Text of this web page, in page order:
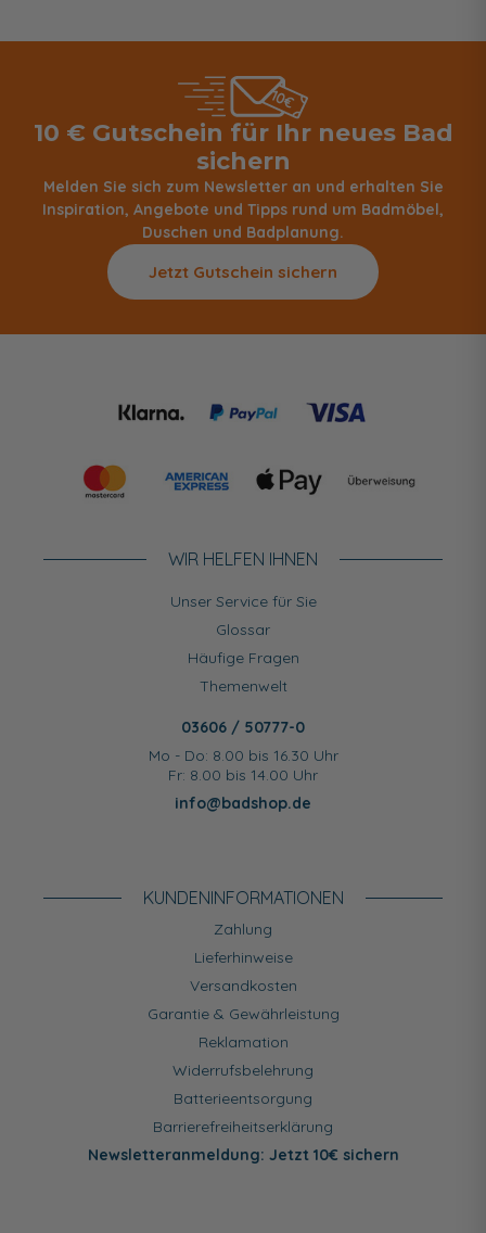
10 € Gutschein für Ihr neues Bad
sichern
Melden Sie sich zum Newsletter an und erhalten Sie
Inspiration, Angebote und Tipps rund um Badmöbel,
Duschen und Badplanung.
Jetzt Gutschein sichern
WIR HELFEN IHNEN
Unser Service für Sie
Glossar
Häufige Fragen
Themenwelt
03606 / 50777-0
Mo - Do: 8.00 bis 16.30 Uhr
Fr: 8.00 bis 14.00 Uhr
info@badshop.de
KUNDEN­INFORMATIONEN
Zahlung
Lieferhinweise
Versandkosten
Garantie & Gewährleistung
Reklamation
Widerrufsbelehrung
Batterieentsorgung
Barrierefreiheitserklärung
Newsletteranmeldung: Jetzt 10€ sichern